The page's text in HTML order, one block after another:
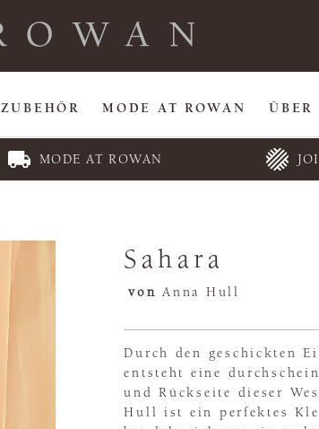
ZUBEHÖR MODE AT ROWAN ÜBER
MODE AT ROWAN
Sahara
von Anna Hull
Durch den geschickten
entsteht eine
und Rückseite dieser
Hull ist ein perfektes